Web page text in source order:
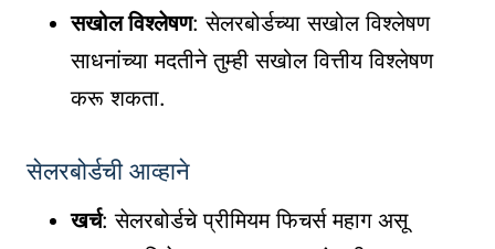
सखोल विश्लेषण: सेलरबोर्डच्या सखोल विश्लेषण
साधनांच्या मदतीने तुम्ही सखोल वित्तीय विश्लेषण
करू शकता.
सेलरबोर्डची आव्हाने
खर्च: सेलरबोर्डचे प्रीमियम फिचर्स महाग असू